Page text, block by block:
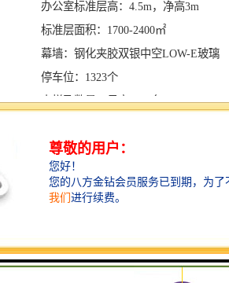
办公室标准层高：4.5m，净高3m
标准层面积：1700-2400㎡
幕墙：钢化夹胶双银中空LOW-E玻璃
停车位：1323个
电梯及数量：日立，44台
大堂高度：16.2米
物业管理费：18元/㎡/月（空调计流量）
交楼时间：现楼，即租即用